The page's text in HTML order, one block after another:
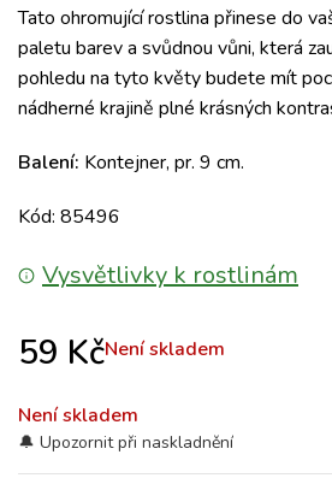
Tato ohromující rostlina přinese do
paletu barev a svůdnou vůni, která
pohledu na tyto květy budete mít
nádherné krajině plné krásných
Balení: Kontejner, pr. 9 cm.
Kód: 85496
Vysvětlivky k rostlinám
59 KčNení skladem
Není skladem